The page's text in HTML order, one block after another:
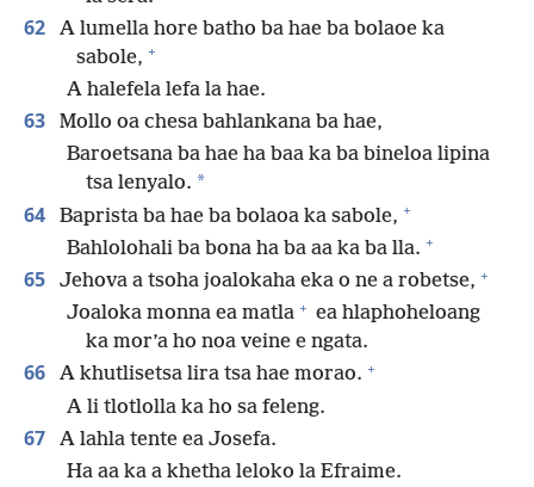
62
A lumella hore batho ba hae ba bolaoe ka
sabole, +
A halefela lefa la hae.
63
Mollo oa chesa bahlankana ba hae,
Baroetsana ba hae ha baa ka ba bineloa lipina
tsa lenyalo. *
64 Baprista ba hae ba bolaoa ka sabole, +
Bahlolohali ba bona ha ba aa ka ba lla. +
65 Jehova a tsoha joalokaha eka o ne a robetse, +
Joaloka monna ea matla + ea hlaphoheloang
ka mor’a ho noa veine e ngata.
66 A khutlisetsa lira tsa hae morao. +
A li tlotlolla ka ho sa feleng.
67
A lahla tente ea Josefa.
Ha aa ka a khetha leloko la Efraime.